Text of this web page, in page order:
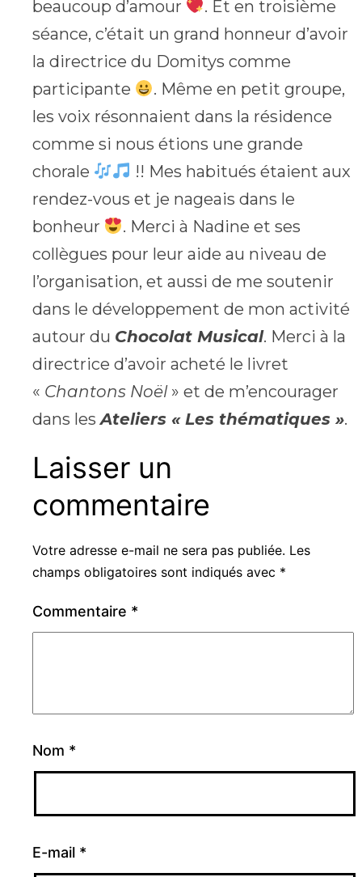
beaucoup d’amour
. Et en troisième
séance, c’était un grand honneur d’avoir
la directrice du Domitys comme
participante
. Même en petit groupe,
les voix résonnaient dans la résidence
comme si nous étions une grande
chorale
!! Mes habitués étaient aux
rendez-vous et je nageais dans le
bonheur
. Merci à Nadine et ses
collègues pour leur aide au niveau de
l’organisation, et aussi de me soutenir
dans le développement de mon activité
autour du Chocolat Musical. Merci à la
directrice d’avoir acheté le livret
« Chantons Noël» et de m’encourager
dans lesAteliers « Les thématiques ».
Laisser un
commentaire
Votre adresse e-mail ne sera pas publiée. Les
champs obligatoires sont indiqués avec *
Commentaire *
Nom *
E-mail *